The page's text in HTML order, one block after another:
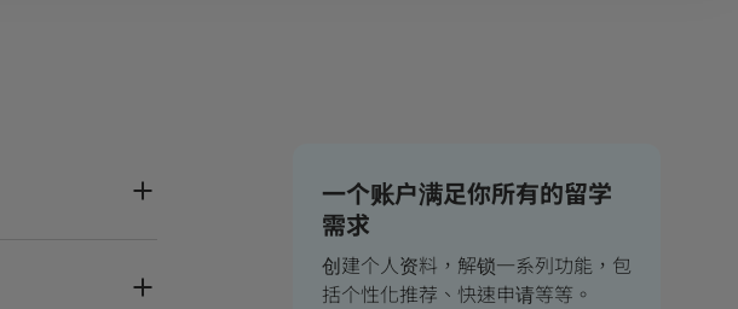
一个账户满足你所有的留学
需求
创建个人资料，解锁一系列功能，包
括个性化推荐、快速申请等等。